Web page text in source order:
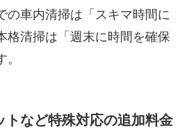
の車内清掃は「スキマ時間に
格清掃は「週末に時間を確保
トなど特殊対応の追加料金